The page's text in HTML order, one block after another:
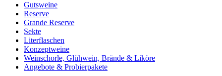
Gutsweine
Reserve
Grande Reserve
Sekte
Literflaschen
Konzeptweine
Weinschorle, Glühwein, Brände & Liköre
Angebote & Probierpakete